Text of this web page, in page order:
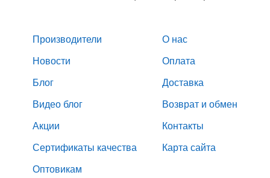
Производители
Новости
Блог
Видео блог
Акции
Сертификаты качества
Оптовикам
О нас
Оплата
Доставка
Возврат и обмен
Контакты
Карта сайта